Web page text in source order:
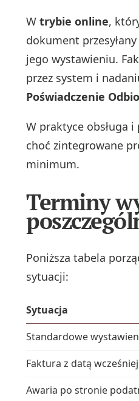
W trybie online,
dokument
jego wystawieniu.
przez system i
Poświadczenie
W praktyce obsługa i
choć zintegrowane
minimum.
Terminy
Poniższa tabela
sytuacji:
Sytuacja
Standardowe
Faktura z datą
Awaria po stronie